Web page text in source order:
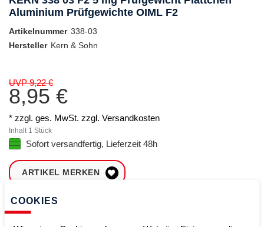
Aluminium Prüfgewichte OIML F2
Artikelnummer 338-03
Hersteller Kern & Sohn
UVP 9,22 €
8,95 €
* zzgl. ges. MwSt. zzgl. Versandkosten
Inhalt 1 Stück
Sofort versandfertig, Lieferzeit 48h
ARTIKEL MERKEN
ZUM WARENKORB
COOKIES